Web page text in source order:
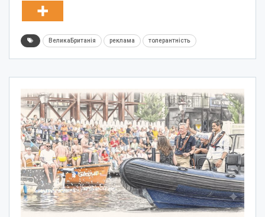
ВеликаБританія реклама толерантність